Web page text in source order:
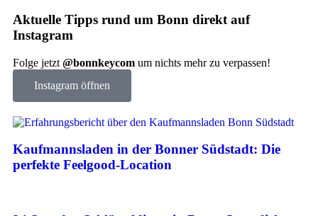
Aktuelle Tipps rund um Bonn direkt auf
Instagram
Folge jetzt @bonnkeycom um nichts mehr zu verpassen!
Instagram öffnen
Kaufmannsladen in der Bonner Südstadt: Die
perfekte Feelgood-Location